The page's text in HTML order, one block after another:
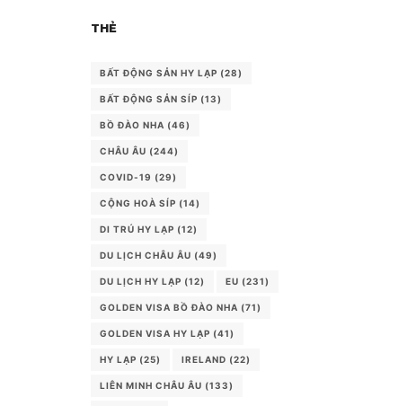
THẺ
BẤT ĐỘNG SẢN HY LẠP (28)
BẤT ĐỘNG SẢN SÍP (13)
BỒ ĐÀO NHA (46)
CHÂU ÂU (244)
COVID-19 (29)
CỘNG HOÀ SÍP (14)
DI TRÚ HY LẠP (12)
DU LỊCH CHÂU ÂU (49)
DU LỊCH HY LẠP (12) EU (231)
GOLDEN VISA BỒ ĐÀO NHA (71)
GOLDEN VISA HY LẠP (41)
HY LẠP (25) IRELAND (22)
LIÊN MINH CHÂU ÂU (133)